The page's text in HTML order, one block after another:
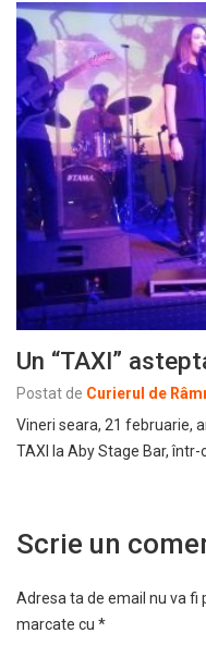
Un “TAXI”
Postat de Curierul de
Vineri seara, 21 februarie,
TAXI la Aby Stage Bar,
Scrie un
Adresa ta de email nu va fi
marcate cu *